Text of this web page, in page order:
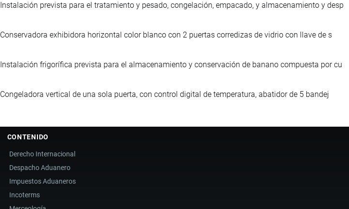
Instalación prevista para el tratamiento y pesado, congelación, empacado, y almacenamiento y desp
Conservadora exhibidora horizontal color blanco con 2 puertas corredizas de vidrio con llave de s
Instalación frigorífica prevista para el almacenamiento y conservación de banano compuesta por cu
Congeladora vertical de una sola puerta, con control digital de temperatura, abatidor de 5 bandej
CONTENIDO
Derecho Internacional
Despacho Aduanero
Impuestos Aduaneros
Incoterms